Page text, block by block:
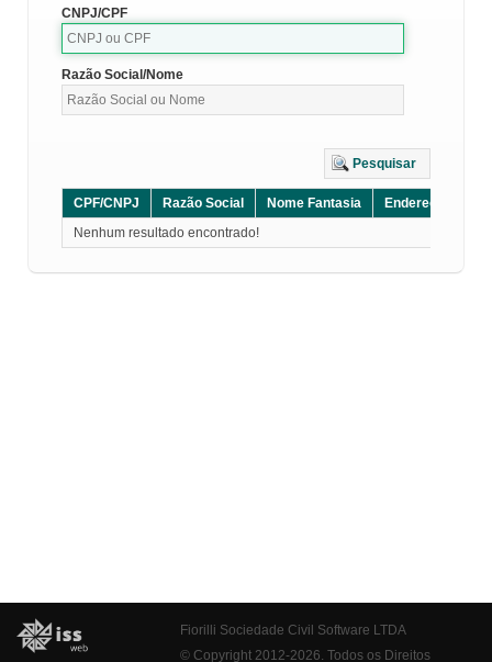
CNPJ/CPF
Razão Social/Nome
Pesquisar
CPF/CNPJ Razão Social Nome Fantasia Endereço
Nenhum resultado encontrado!
Fiorilli Sociedade Civil Software LTDA
© Copyright 2012-2026. Todos os Direitos